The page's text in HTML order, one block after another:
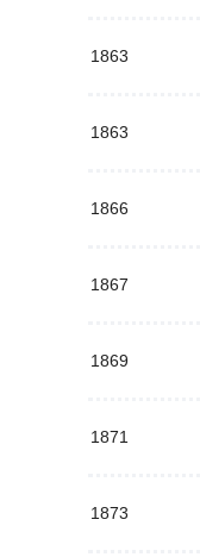
1863
1863
1866
1867
1869
1871
1873